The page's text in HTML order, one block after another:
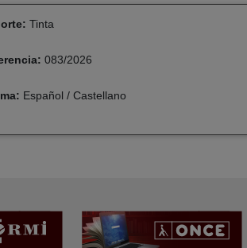
Tinta
083/2026
Español / Castellano